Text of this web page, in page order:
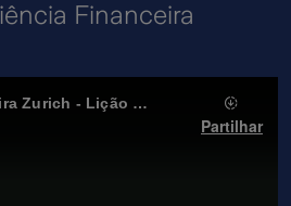
Financeira
Consciência Financeira Zurich - Lição 10 | Tire o máximo partido dos seus seguros e investimentos
Partilhar